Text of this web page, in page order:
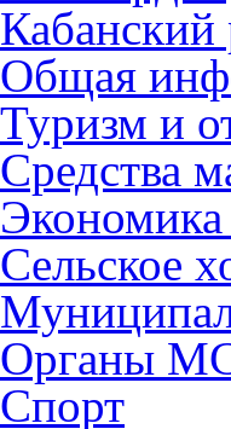
Кабанский
Общая
Туризм и
Средства
Экономика
Сельское
Органы
Спорт